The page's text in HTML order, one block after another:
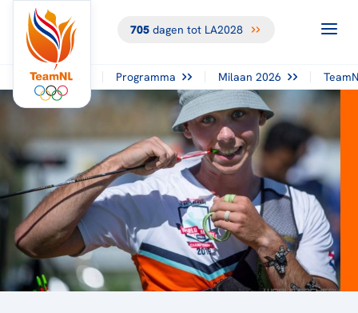
705dagen tot LA2028
Programma Milaan 2026
TERUG NAAR
OVERZICHT